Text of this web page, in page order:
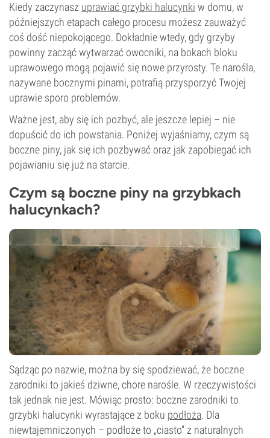
Kiedy zaczynasz uprawiać grzybki halucynki w domu, w
późniejszych etapach całego procesu możesz zauważyć
coś dość niepokojącego. Dokładnie wtedy, gdy grzyby
powinny zacząć wytwarzać owocniki, na bokach bloku
uprawowego mogą pojawić się nowe przyrosty. Te narośla,
nazywane bocznymi pinami, potrafią przysporzyć Twojej
uprawie sporo problemów.
Ważne jest, aby się ich pozbyć, ale jeszcze lepiej – nie
dopuścić do ich powstania. Poniżej wyjaśniamy, czym są
boczne piny, jak się ich pozbywać oraz jak zapobiegać ich
pojawianiu się już na starcie.
Czym są boczne piny na grzybkach
halucynkach?
Sądząc po nazwie, można by się spodziewać, że boczne
zarodniki to jakieś dziwne, chore narośle. W rzeczywistości
tak jednak nie jest. Mówiąc prosto: boczne zarodniki to
grzybki halucynki wyrastające z boku podłoża. Dla
niewtajemniczonych – podłoże to „ciasto” z naturalnych